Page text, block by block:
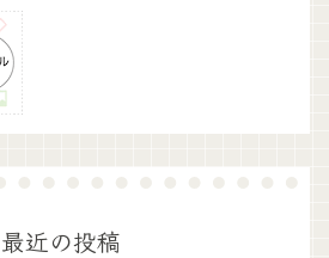
最近の投稿